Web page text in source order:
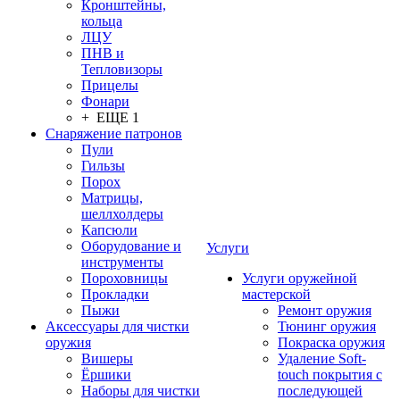
Кронштейны,
кольца
ЛЦУ
ПНВ и
Тепловизоры
Прицелы
Фонари
+ ЕЩЕ 1
Снаряжение патронов
Пули
Гильзы
Порох
Матрицы,
шеллхолдеры
Капсюли
Оборудование и
инструменты
Пороховницы
Прокладки
Пыжи
Аксессуары для чистки
оружия
Вишеры
Ёршики
Наборы для чистки
Услуги
Услуги оружейной
мастерской
Ремонт оружия
Тюнинг оружия
Покраска оружия
Удаление Soft-
touch покрытия с
последующей